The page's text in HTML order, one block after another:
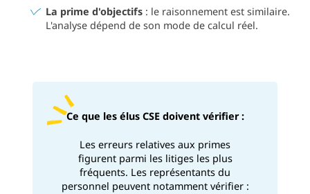
La prime d'objectifs: le raisonnement est similaire.
L'analyse dépend de son mode de calcul réel.
Ce que les élus CSE doivent vérifier :
Les erreurs relatives aux primes
figurent parmi les litiges les plus
fréquents. Les représentants du
personnel peuvent notamment vérifier :